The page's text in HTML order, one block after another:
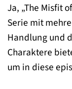
Ja, „The Misfit
Serie mit
Handlung und
Charaktere
um in diese